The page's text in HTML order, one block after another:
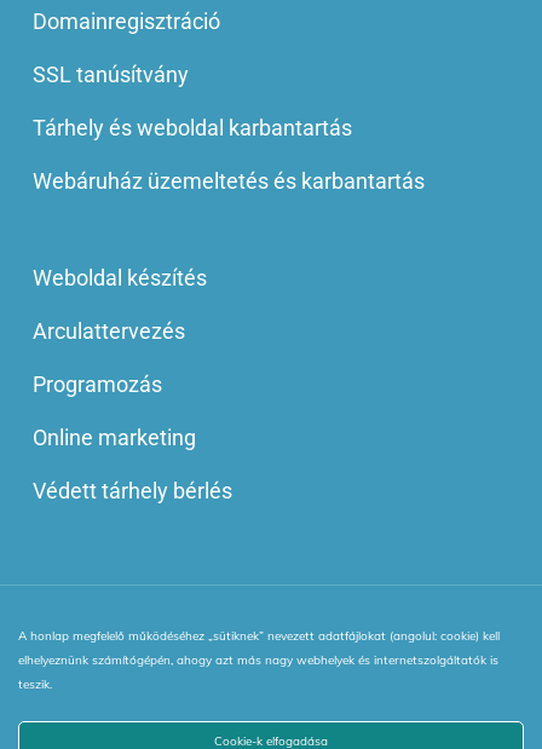
Domainregisztráció
SSL tanúsítvány
Tárhely és weboldal karbantartás
Webáruház üzemeltetés és karbantartás
Weboldal készítés
Arculattervezés
Programozás
Online marketing
Védett tárhely bérlés
© 2013 - 2025 | Minden jog fenntartva! | Webinside Style Kft.
A honlap megfelelő működéséhez „sütiknek” nevezett adatfájlokat (angolul: cookie) kell
elhelyeznünk számítógépén, ahogy azt más nagy webhelyek és internetszolgáltatók is
teszik.
Cookie-k elfogadása